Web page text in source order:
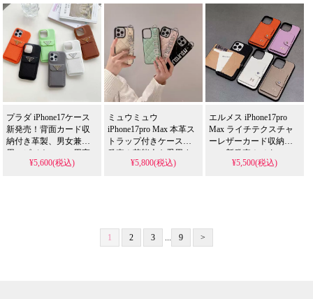
機能仕様、かわいいデ
ザインが流行りのスタ
イル。iPhone17ケースと
して格安で手に入り、
iPhone16pro/15promaxケ
ースとしても使える優
れもの！
S26/S25 手帳型レディー
ス人気。流行り・耐衝
撃・防水。かわいい・
格安。おすすめiPhone17
ケース / 17プロプラスケ
ース。Galaxy S26/S25対
応。
デザインが流行りのス
タイル。iPhone17ケース
として格安で手に入
り、
iPhone16pro/15promaxケ
ースとしても使える優
プラダ iPhone17ケース
新発売！背面カード収
納付き革製、男女兼
用。ビジネスマン用高
級、人気かわいい。
¥5,600(税込)
ミュウミュウ
iPhone17pro Max 本革ス
トラップ付きケース新
発売！芸能人も愛用す
る人気ブランド、耐衝
iPhone16pro/15promaxケ
ースとしても使える優
¥5,800(税込)
エルメス iPhone17pro
Max ライチテクスチャ
ーレザーカード収納ケ
ース新発売！メタルロ
ゴ入り高級仕様、芸能
iPhone16pro/15promaxケ
¥5,500(税込)
1 2 3 9 >